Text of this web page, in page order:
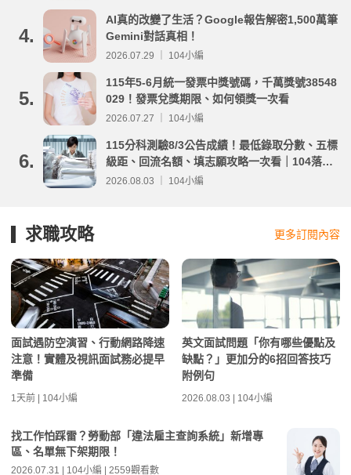
4.
AI真的改變了生活？Google報告解密1,500萬筆
Gemini對話真相！
2026.07.29 ｜ 104小編
5.
115年5-6月統一發票中獎號碼，千萬獎號38548
029！發票兌獎期限、如何領獎一次看
2026.07.27 ｜ 104小編
6.
115分科測驗8/3公告成績！最低錄取分數、五標
級距、回流名額、填志願攻略一次看｜104落點
分析
2026.08.03 ｜ 104小編
求職攻略 更多訂閱內容
面試遇防空演習、行動網路降速
注意！實體及視訊面試務必提早
準備
1天前 | 104小編
英文面試問題「你有哪些優點及
缺點？」更加分的6招回答技巧
附例句
2026.08.03 | 104小編
找工作怕踩雷？勞動部「違法雇主查詢系統」新增專
區、名單無下架期限！
2026.07.31 | 104小編 | 2559觀看數